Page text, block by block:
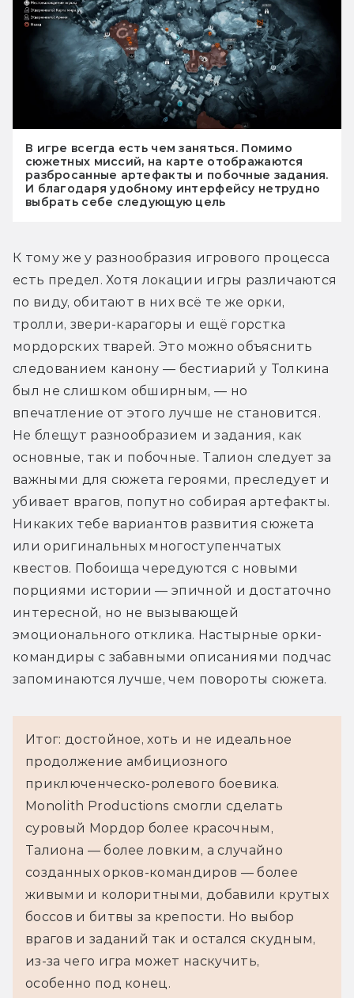
В игре всегда есть чем заняться. Помимо
сюжетных миссий, на карте отображаются
разбросанные артефакты и побочные задания.
И благодаря удобному интерфейсу нетрудно
выбрать себе следующую цель
К тому же у разнообразия игрового процесса
есть предел. Хотя локации игры различаются
по виду, обитают в них всё те же орки,
тролли, звери-карагоры и ещё горстка
мордорских тварей. Это можно объяснить
следованием канону — бестиарий у Толкина
был не слишком обширным, — но
впечатление от этого лучше не становится.
Не блещут разнообразием и задания, как
основные, так и побочные. Талион следует за
важными для сюжета героями, преследует и
убивает врагов, попутно собирая артефакты.
Никаких тебе вариантов развития сюжета
или оригинальных многоступенчатых
квестов. Побоища чередуются с новыми
порциями истории — эпичной и достаточно
интересной, но не вызывающей
эмоционального отклика. Настырные орки-
командиры с забавными описаниями подчас
запоминаются лучше, чем повороты сюжета.
Итог: достойное, хоть и не идеальное
продолжение амбициозного
приключенческо-ролевого боевика.
Monolith Productions смогли сделать
суровый Мордор более красочным,
Талиона — более ловким, а случайно
созданных орков-командиров — более
живыми и колоритными, добавили крутых
боссов и битвы за крепости. Но выбор
врагов и заданий так и остался скудным,
из-за чего игра может наскучить,
особенно под конец.